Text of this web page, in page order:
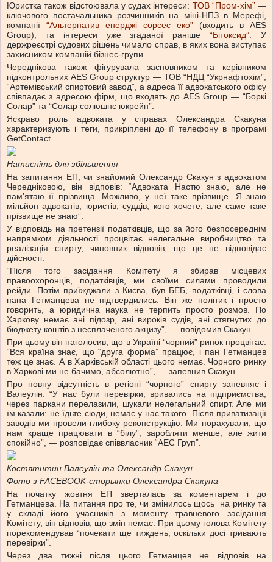
Юристка також відстоювала у судах інтереси: ТОВ “Пром-хім”—
ключового постачальника розчинників на міні-НПЗ в Мерефі,
компанії “Альтернатив енерджі сорсес еко” (входить в AES
Group), та інтереси уже згаданої раніше“Бітоксид”. У
держреєстрі судових рішень чимало справ, в яких вона виступає
захисником компаній бізнес-групи.
Череднікова також фігурувала засновником та керівником
підконтрольних AES Group структур — ТОВ “НДЦ “Укрнафтохім”,
“Артемівський спиртовий завод”, а адреса її адвокатського офісу
співпадає з адресою фірм, що входять до AES Group — “Боркі
Солар” та “Солар солюшнс юкрейн”.
Яскраво роль адвоката у справах Олександра Скакуна
характеризують і теги, прикріплені до її телефону в програмі
GetContact.
Натисніть для збільшення
На запитання ЕП, чи знайомий Олександр Скакун з адвокатом
Чередніковою, він відповів: “Адвоката Настю знаю, але не
пам’ятаю її прізвища. Можливо, у неї таке прізвище. Я знаю
мільйон адвокатів, юристів, суддів, кого хочете, але саме таке
прізвище не знаю”.
У відповідь на претензії податківців, що за його безпосереднім
напрямком діяльності процвітає нелегальне виробництво та
реалізація спирту, чиновник відповів, що це не відповідає
дійсності.
“Після того засідання Комітету я збирав місцевих
правоохоронців, податківців, ми своїми силами проводили
рейди. Потім приїжджали з Києва, був БЕБ, податківці, і слова
пана Гетманцева не підтвердились. Він же політик і просто
говорить, а юридична наука не терпить просто розмов. По
Харкову немає ані підозр, ані вироків судів, ані стягнутих до
бюджету коштів з несплаченого акцизу”, — повідомив Скакун.
При цьому він наголосив, що в Україні “чорний” ринок процвітає.
“Вся країна знає, що “друга форма” працює, і пан Гетманцев
теж це знає. А в Харківській області цього немає. Чорного ринку
в Харкові ми не бачимо, абсолютно”, — запевнив Скакун.
Про повну відсутність в регіоні “чорного” спирту запевняє і
Валеулін. “У нас були перевірки, вривались на підприємства,
через паркани перелазили, шукали нелегальний спирт. Але ми
їм казали: не їдьте сюди, немає у нас такого. Після приватизації
заводів ми провели глибоку реконструкцію. Ми порахували, що
нам краще працювати в “білу”, заробляти менше, але жити
спокійно”, — розповідає співвласник “АЕС Груп”.
Костятнтин Валеулін та Олександр Скакун
Фото з FACEBOOK-сторынки Олександра Скакуна
На початку жовтня ЕП зверталась за коментарем і до
Гетманцева. На питання про те, чи змінилось щось на ринку та
у складі його учасників з моменту травневого засідання
Комітету, він відповів, що змін немає. При цьому голова Комітету
порекомендував “почекати ще тиждень, оскільки досі тривають
перевірки”.
Через два тижні після цього Гетманцев не відповів на